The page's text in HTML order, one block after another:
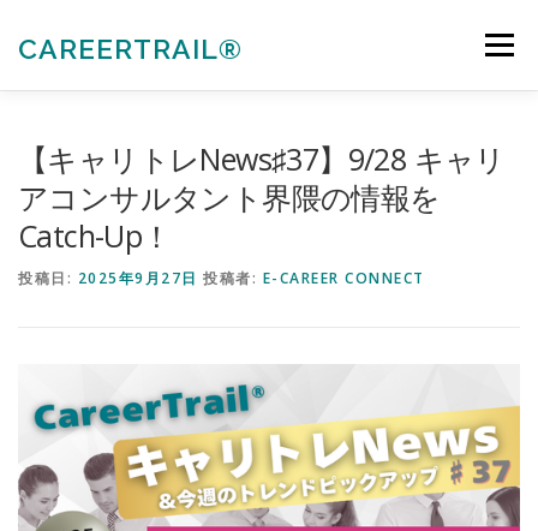
CAREERTRAIL® メニュー
法人向けサービス
【キャリトレNews♯37】9/28 キャリ
アコンサルタント界隈の情報を
Catch-Up！
投稿日: 2025年9月27日 投稿者: E-CAREER CONNECT